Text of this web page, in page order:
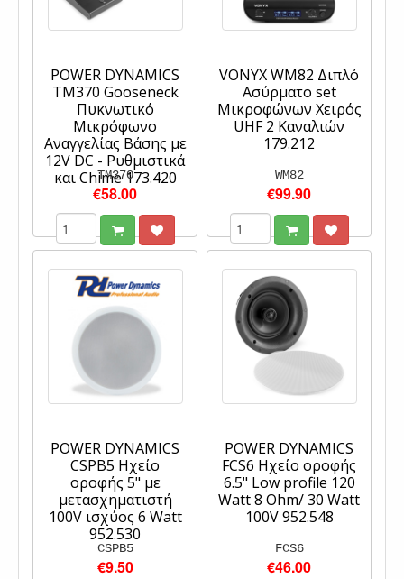
POWER DYNAMICS
TM370 Gooseneck
Πυκνωτικό
Μικρόφωνο
Αναγγελίας Βάσης με
12V DC - Ρυθμιστικά
και Chime 173.420
TM370
€58.00
VONYX WM82 Διπλό
Ασύρματο set
Μικροφώνων Χειρός
UHF 2 Καναλιών
179.212
WM82
€99.90
POWER DYNAMICS
CSPB5 Ηχείο
οροφής 5" με
μετασχηματιστή
100V ισχύος 6 Watt
952.530
CSPB5
€9.50
POWER DYNAMICS
FCS6 Ηχείο οροφής
6.5" Low profile 120
Watt 8 Ohm/ 30 Watt
100V 952.548
FCS6
€46.00